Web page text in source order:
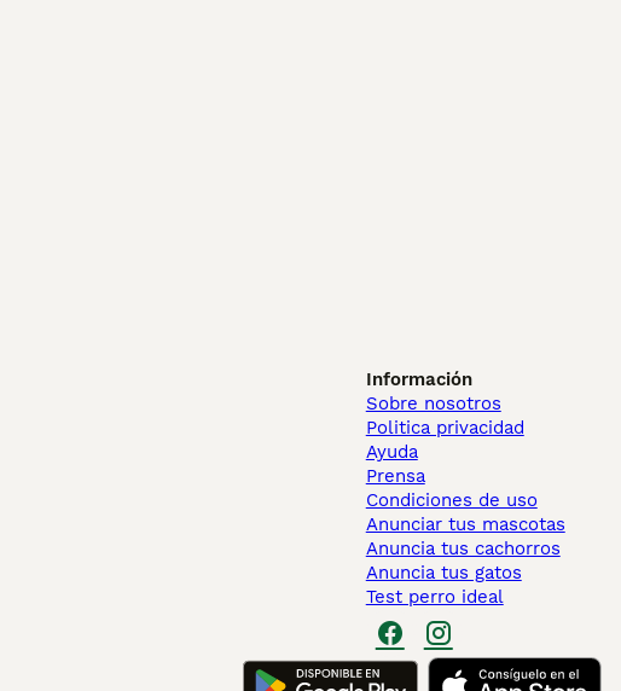
Información
Sobre nosotros
Politica privacidad
Ayuda
Prensa
Condiciones de uso
Anunciar tus mascotas
Anuncia tus cachorros
Anuncia tus gatos
Test perro ideal